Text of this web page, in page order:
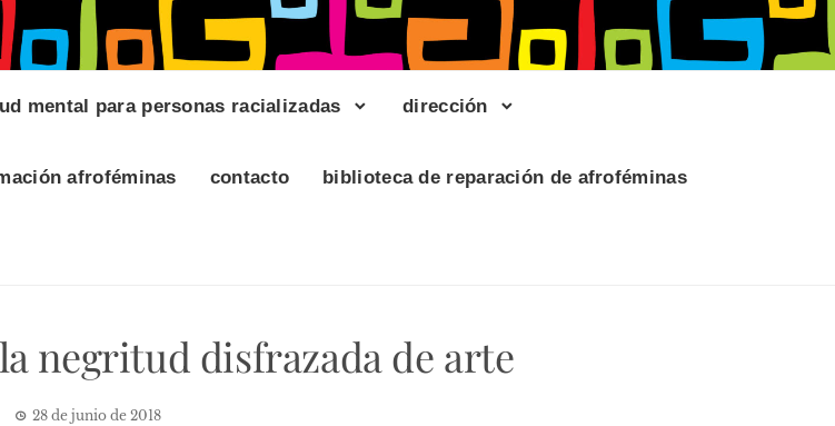
mental para personas racializadas dirección
afroféminas contacto biblioteca de reparación de afroféminas
negritud disfrazada de arte
28 de junio de 2018